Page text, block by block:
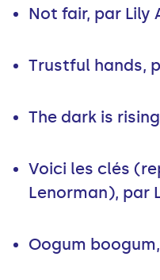
Not fair, par Lily
Trustful hands,
The dark is
Voici les clés
Lenorman), par
Oogum